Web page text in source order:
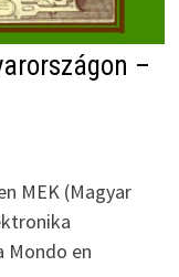
–
MEK (Magyar
Mondo en